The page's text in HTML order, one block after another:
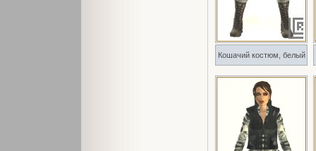
Кошачий костюм, белый